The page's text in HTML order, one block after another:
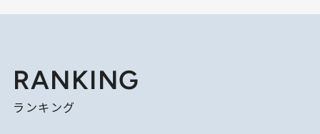
RANKING
ランキング